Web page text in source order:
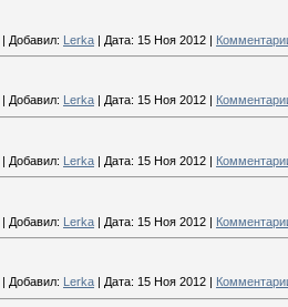
| Добавил: Lerka | Дата: 15 Ноя 2012 |
Добавил: Lerka Дата: 15 Ноя 2012
| Добавил: Lerka | Дата: 15 Ноя 2012 |
| Добавил: Lerka | Дата: 15 Ноя 2012 |
Добавил: Lerka Дата: 15 Ноя 2012